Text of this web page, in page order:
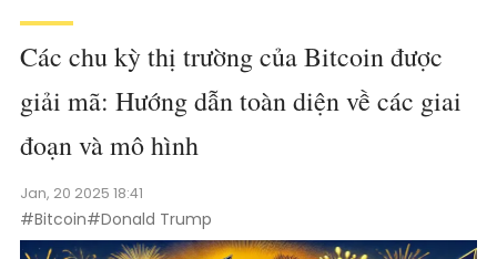
Các chu kỳ thị trường của Bitcoin được
giải mã: Hướng dẫn toàn diện về các giai
đoạn và mô hình
Jan, 20 2025 18:41
#Bitcoin#Donald Trump